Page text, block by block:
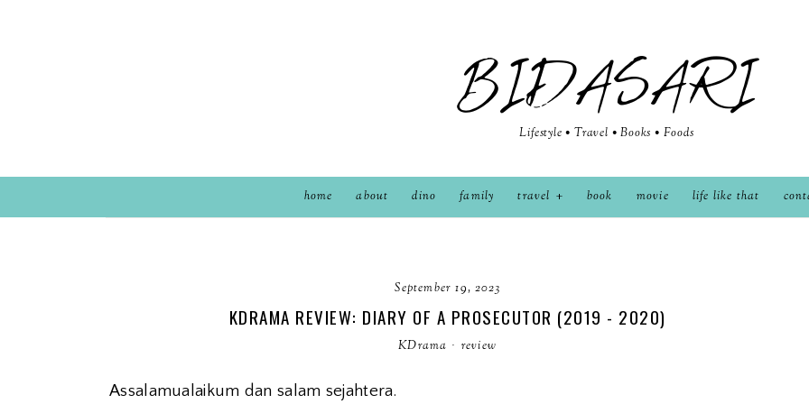
BIDASARI
Lifestyle • Travel • Books • Foods
home about dino family travel book movie life like that
September 19, 2023
KDRAMA REVIEW: DIARY OF A PROSECUTOR (2019 - 2020)
KDrama · review
Assalamualaikum dan salam sejahtera.